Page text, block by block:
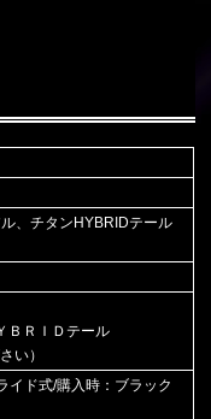
、チタンHYBRIDテール
ＢＲＩＤテール
い）
ド式/購入時：ブラック